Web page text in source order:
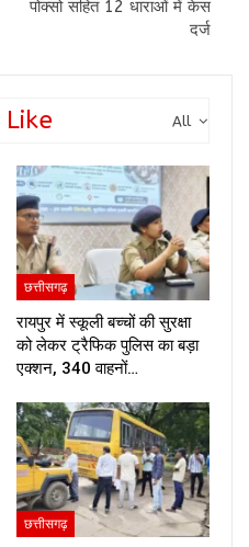
पोक्सो सहित 12 धाराओं में केस
दर्ज
All
छत्तीसगढ़
रायपुर में स्कूली बच्चों की सुरक्षा
को लेकर ट्रैफिक पुलिस का बड़ा
एक्शन, 340 वाहनों…
छत्तीसगढ़